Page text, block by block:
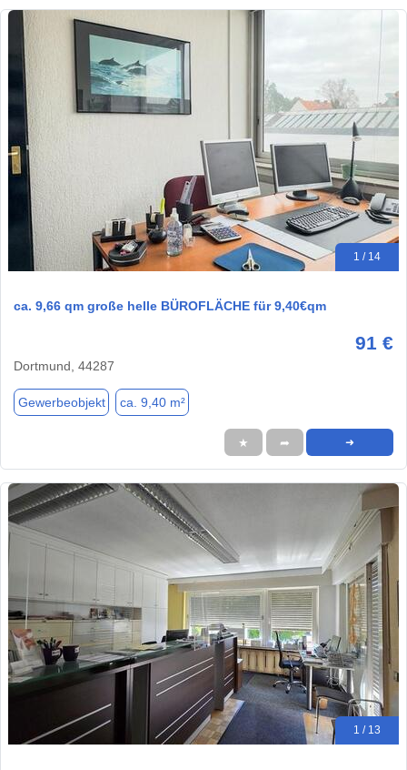
1 / 14
ca. 9,66 qm große helle BÜROFLÄCHE für 9,40€qm
91 €
Dortmund, 44287
Gewerbeobjekt ca. 9,40 m²
★ ➦ ➜
1 / 13